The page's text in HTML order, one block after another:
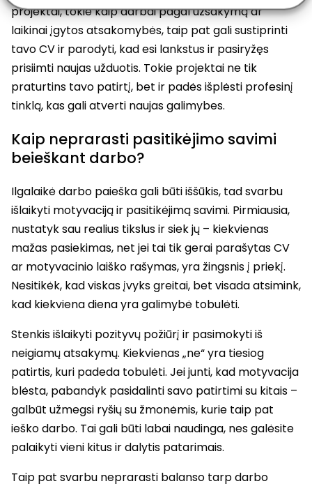
projektai, tokie kaip darbai pagal užsakymą ar
laikinai įgytos atsakomybės, taip pat gali sustiprinti
tavo CV ir parodyti, kad esi lankstus ir pasiryžęs
prisiimti naujas užduotis. Tokie projektai ne tik
praturtins tavo patirtį, bet ir padės išplėsti profesinį
tinklą, kas gali atverti naujas galimybes.
Kaip neprarasti pasitikėjimo savimi
beieškant darbo?
Ilgalaikė darbo paieška gali būti iššūkis, tad svarbu
išlaikyti motyvaciją ir pasitikėjimą savimi. Pirmiausia,
nustatyk sau realius tikslus ir siek jų – kiekvienas
mažas pasiekimas, net jei tai tik gerai parašytas CV
ar motyvacinio laiško rašymas, yra žingsnis į priekį.
Nesitikėk, kad viskas įvyks greitai, bet visada atsimink,
kad kiekviena diena yra galimybė tobulėti.
Stenkis išlaikyti pozityvų požiūrį ir pasimokyti iš
neigiamų atsakymų. Kiekvienas „ne“ yra tiesiog
patirtis, kuri padeda tobulėti. Jei junti, kad motyvacija
blėsta, pabandyk pasidalinti savo patirtimi su kitais –
galbūt užmegsi ryšių su žmonėmis, kurie taip pat
ieško darbo. Tai gali būti labai naudinga, nes galėsite
palaikyti vieni kitus ir dalytis patarimais.
Taip pat svarbu neprarasti balanso tarp darbo